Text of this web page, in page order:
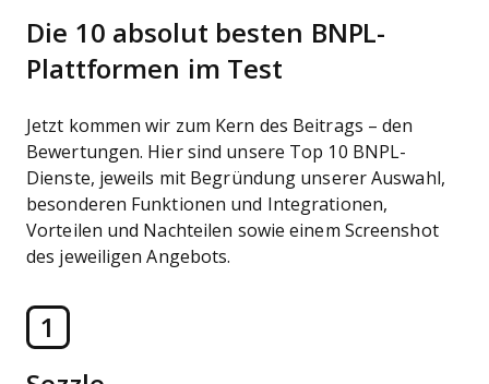
Die 10 absolut besten BNPL-
Plattformen im Test
Jetzt kommen wir zum Kern des Beitrags – den
Bewertungen. Hier sind unsere Top 10 BNPL-
Dienste, jeweils mit Begründung unserer Auswahl,
besonderen Funktionen und Integrationen,
Vorteilen und Nachteilen sowie einem Screenshot
des jeweiligen Angebots.
1